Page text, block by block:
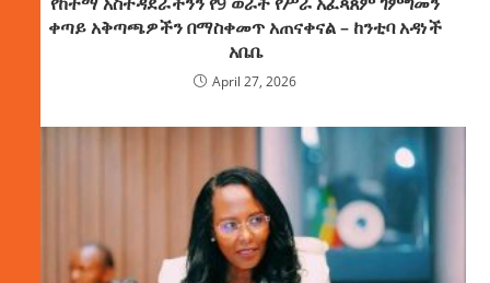
ቀጣይ አቅጣጫዎችን በማስቀመጥ አጠናቀናል – ከንቲባ አዳነች
አቤቤ
April 27, 2026